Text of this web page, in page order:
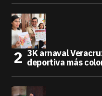
3K arnaval
deportiva más